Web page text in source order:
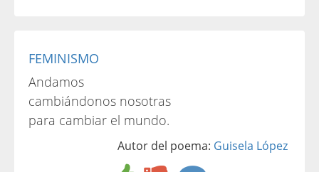
FEMINISMO
Andamos
cambiándonos nosotras
para cambiar el mundo.
Autor del poema: Guisela López